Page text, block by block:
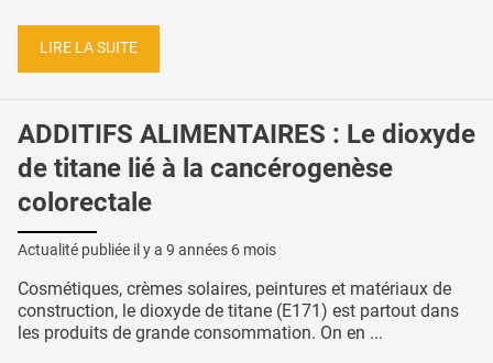
LIRE LA SUITE
ADDITIFS ALIMENTAIRES : Le dioxyde
de titane lié à la cancérogenèse
colorectale
Actualité publiée il y a 9 années 6 mois
Cosmétiques, crèmes solaires, peintures et matériaux de
construction, le dioxyde de titane (E171) est partout dans
les produits de grande consommation. On en ...